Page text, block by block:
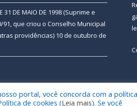
31 DE MAIO DE 1998 (Suprime e
91, que criou o Conselho Municipal
providências) 10 de outubro de
Mapa do Site
portal, você concorda com a
de cookies (Leia mais). Se você